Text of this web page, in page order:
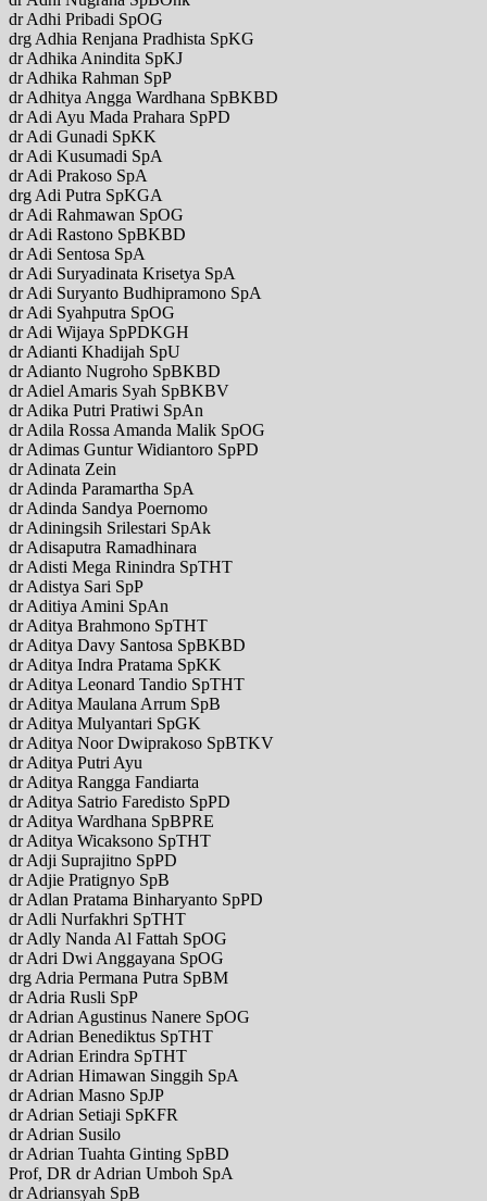
dr Adhi Pribadi SpOG
drg Adhia Renjana Pradhista SpKG
dr Adhika Anindita SpKJ
dr Adhika Rahman SpP
dr Adhitya Angga Wardhana SpBKBD
dr Adi Ayu Mada Prahara SpPD
dr Adi Gunadi SpKK
dr Adi Kusumadi SpA
dr Adi Prakoso SpA
drg Adi Putra SpKGA
dr Adi Rahmawan SpOG
dr Adi Rastono SpBKBD
dr Adi Sentosa SpA
dr Adi Suryadinata Krisetya SpA
dr Adi Suryanto Budhipramono SpA
dr Adi Syahputra SpOG
dr Adi Wijaya SpPDKGH
dr Adianti Khadijah SpU
dr Adianto Nugroho SpBKBD
dr Adiel Amaris Syah SpBKBV
dr Adika Putri Pratiwi SpAn
dr Adila Rossa Amanda Malik SpOG
dr Adimas Guntur Widiantoro SpPD
dr Adinata Zein
dr Adinda Paramartha SpA
dr Adinda Sandya Poernomo
dr Adiningsih Srilestari SpAk
dr Adisaputra Ramadhinara
dr Adisti Mega Rinindra SpTHT
dr Adistya Sari SpP
dr Aditiya Amini SpAn
dr Aditya Brahmono SpTHT
dr Aditya Davy Santosa SpBKBD
dr Aditya Indra Pratama SpKK
dr Aditya Leonard Tandio SpTHT
dr Aditya Maulana Arrum SpB
dr Aditya Mulyantari SpGK
dr Aditya Noor Dwiprakoso SpBTKV
dr Aditya Putri Ayu
dr Aditya Rangga Fandiarta
dr Aditya Satrio Faredisto SpPD
dr Aditya Wardhana SpBPRE
dr Aditya Wicaksono SpTHT
dr Adji Suprajitno SpPD
dr Adjie Pratignyo SpB
dr Adlan Pratama Binharyanto SpPD
dr Adli Nurfakhri SpTHT
dr Adly Nanda Al Fattah SpOG
dr Adri Dwi Anggayana SpOG
drg Adria Permana Putra SpBM
dr Adria Rusli SpP
dr Adrian Agustinus Nanere SpOG
dr Adrian Benediktus SpTHT
dr Adrian Erindra SpTHT
dr Adrian Himawan Singgih SpA
dr Adrian Masno SpJP
dr Adrian Setiaji SpKFR
dr Adrian Susilo
dr Adrian Tuahta Ginting SpBD
Prof, DR dr Adrian Umboh SpA
dr Adriansyah SpB